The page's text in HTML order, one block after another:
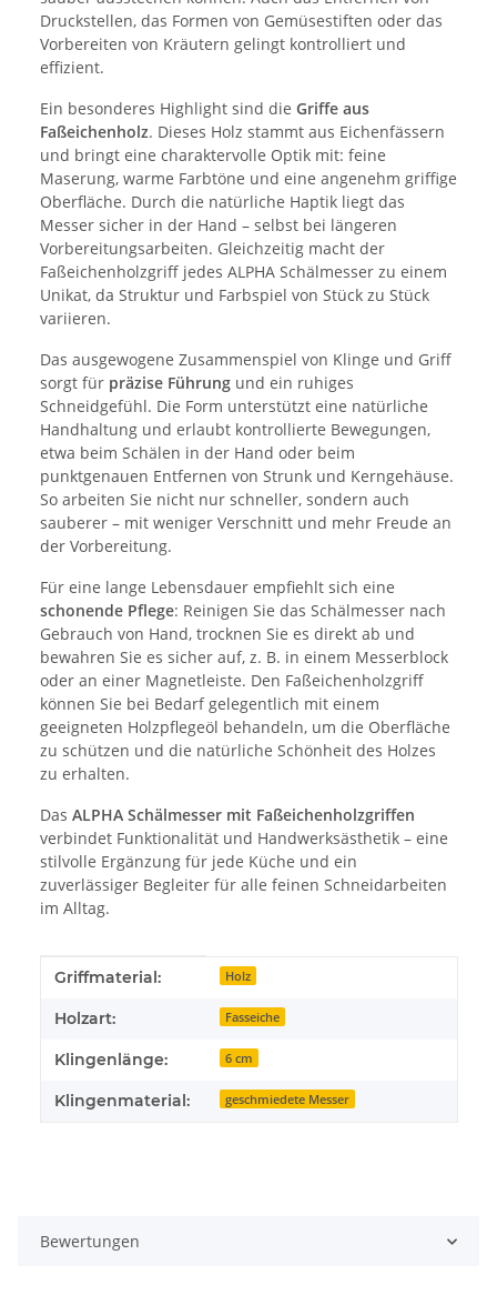
Druckstellen, das Formen von Gemüsestiften oder das
Vorbereiten von Kräutern gelingt kontrolliert und
effizient.
Ein besonderes Highlight sind die Griffe aus
Faßeichenholz. Dieses Holz stammt aus Eichenfässern
und bringt eine charaktervolle Optik mit: feine
Maserung, warme Farbtöne und eine angenehm griffige
Oberfläche. Durch die natürliche Haptik liegt das
Messer sicher in der Hand – selbst bei längeren
Vorbereitungsarbeiten. Gleichzeitig macht der
Faßeichenholzgriff jedes ALPHA Schälmesser zu einem
Unikat, da Struktur und Farbspiel von Stück zu Stück
variieren.
Das ausgewogene Zusammenspiel von Klinge und Griff
sorgt für präzise Führung und ein ruhiges
Schneidgefühl. Die Form unterstützt eine natürliche
Handhaltung und erlaubt kontrollierte Bewegungen,
etwa beim Schälen in der Hand oder beim
punktgenauen Entfernen von Strunk und Kerngehäuse.
So arbeiten Sie nicht nur schneller, sondern auch
sauberer – mit weniger Verschnitt und mehr Freude an
der Vorbereitung.
Für eine lange Lebensdauer empfiehlt sich eine
schonende Pflege: Reinigen Sie das Schälmesser nach
Gebrauch von Hand, trocknen Sie es direkt ab und
bewahren Sie es sicher auf, z. B. in einem Messerblock
oder an einer Magnetleiste. Den Faßeichenholzgriff
können Sie bei Bedarf gelegentlich mit einem
geeigneten Holzpflegeöl behandeln, um die Oberfläche
zu schützen und die natürliche Schönheit des Holzes
zu erhalten.
Das ALPHA Schälmesser mit Faßeichenholzgriffen
verbindet Funktionalität und Handwerksästhetik – eine
stilvolle Ergänzung für jede Küche und ein
zuverlässiger Begleiter für alle feinen Schneidarbeiten
im Alltag.
Produkteigenschaft
Wert
Griffmaterial: Holz
Holzart: Fasseiche
Klingenlänge: 6 cm
Klingenmaterial: geschmiedete Messer
Bewertungen